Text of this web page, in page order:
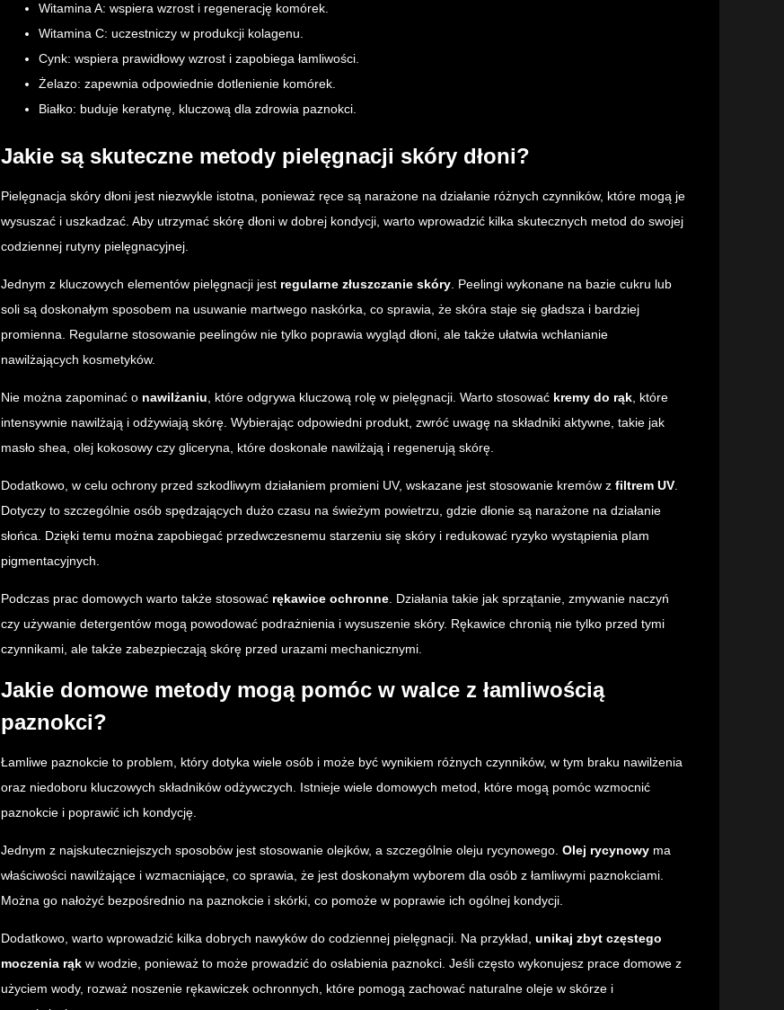
Witamina A: wspiera wzrost i regenerację komórek.
Witamina C: uczestniczy w produkcji kolagenu.
Cynk: wspiera prawidłowy wzrost i zapobiega łamliwości.
Żelazo: zapewnia odpowiednie dotlenienie komórek.
Białko: buduje keratynę, kluczową dla zdrowia paznokci.
Jakie są skuteczne metody pielęgnacji skóry dłoni?
Pielęgnacja skóry dłoni jest niezwykle istotna, ponieważ ręce są narażone na działanie różnych czynników, które mogą je
wysuszać i uszkadzać. Aby utrzymać skórę dłoni w dobrej kondycji, warto wprowadzić kilka skutecznych metod do swojej
codziennej rutyny pielęgnacyjnej.
Jednym z kluczowych elementów pielęgnacji jest regularne złuszczanie skóry . Peelingi wykonane na bazie cukru lub
soli są doskonałym sposobem na usuwanie martwego naskórka, co sprawia, że skóra staje się gładsza i bardziej
promienna. Regularne stosowanie peelingów nie tylko poprawia wygląd dłoni, ale także ułatwia wchłanianie
nawilżających kosmetyków.
Nie można zapominać o nawilżaniu , które odgrywa kluczową rolę w pielęgnacji. Warto stosować kremy do rąk , które
intensywnie nawilżają i odżywiają skórę. Wybierając odpowiedni produkt, zwróć uwagę na składniki aktywne, takie jak
masło shea, olej kokosowy czy gliceryna, które doskonale nawilżają i regenerują skórę.
Dodatkowo, w celu ochrony przed szkodliwym działaniem promieni UV, wskazane jest stosowanie kremów z filtrem UV
Dotyczy to szczególnie osób spędzających dużo czasu na świeżym powietrzu, gdzie dłonie są narażone na działanie
słońca. Dzięki temu można zapobiegać przedwczesnemu starzeniu się skóry i redukować ryzyko wystąpienia plam
pigmentacyjnych.
Podczas prac domowych warto także stosować rękawice ochronne . Działania takie jak sprzątanie, zmywanie naczyń
czy używanie detergentów mogą powodować podrażnienia i wysuszenie skóry. Rękawice chronią nie tylko przed tymi
czynnikami, ale także zabezpieczają skórę przed urazami mechanicznymi.
Jakie domowe metody mogą pomóc w walce z łamliwością
paznokci?
Łamliwe paznokcie to problem, który dotyka wiele osób i może być wynikiem różnych czynników, w tym braku nawilżenia
oraz niedoboru kluczowych składników odżywczych. Istnieje wiele domowych metod, które mogą pomóc wzmocnić
paznokcie i poprawić ich kondycję.
Jednym z najskuteczniejszych sposobów jest stosowanie olejków, a szczególnie oleju rycynowego. Olej rycynowy ma
właściwości nawilżające i wzmacniające, co sprawia, że jest doskonałym wyborem dla osób z łamliwymi paznokciami.
Można go nałożyć bezpośrednio na paznokcie i skórki, co pomoże w poprawie ich ogólnej kondycji.
Dodatkowo, warto wprowadzić kilka dobrych nawyków do codziennej pielęgnacji. Na przykład, unikaj zbyt częstego
moczenia rąk w wodzie, ponieważ to może prowadzić do osłabienia paznokci. Jeśli często wykonujesz prace domowe z
użyciem wody, rozważ noszenie rękawiczek ochronnych, które pomogą zachować naturalne oleje w skórze i